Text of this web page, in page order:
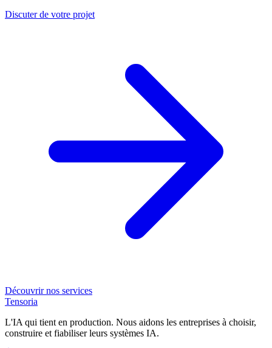
Discuter de votre projet
Découvrir nos services
Tensoria
L'IA qui tient en production. Nous aidons les entreprises à choisir,
construire et fiabiliser leurs systèmes IA.